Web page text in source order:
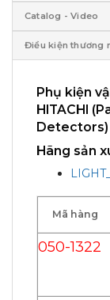
Catalog - Video
Điều kiện thương
Phụ kiện
HITACHI
Detectors)
Hãng sản
Mã hàng
050-1322